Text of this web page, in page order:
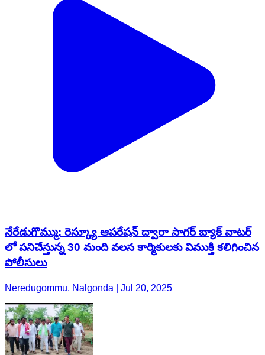
నేరేడుగొమ్ము: రెస్క్యూ ఆపరేషన్ ద్వారా సాగర్ బ్యాక్ వాటర్
లో పనిచేస్తున్న 30 మంది వలస కార్మికులకు విముక్తి కలిగించిన
పోలీసులు
Neredugommu, Nalgonda | Jul 20, 2025